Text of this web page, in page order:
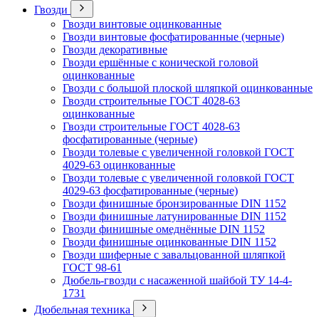
Гвозди
Гвозди винтовые оцинкованные
Гвозди винтовые фосфатированные (черные)
Гвозди декоративные
Гвозди ершённые с конической головой
оцинкованные
Гвозди с большой плоской шляпкой оцинкованные
Гвозди строительные ГОСТ 4028-63
оцинкованные
Гвозди строительные ГОСТ 4028-63
фосфатированные (черные)
Гвозди толевые с увеличенной головкой ГОСТ
4029-63 оцинкованные
Гвозди толевые с увеличенной головкой ГОСТ
4029-63 фосфатированные (черные)
Гвозди финишные бронзированные DIN 1152
Гвозди финишные латунированные DIN 1152
Гвозди финишные омеднённые DIN 1152
Гвозди финишные оцинкованные DIN 1152
Гвозди шиферные с завальцованной шляпкой
ГОСТ 98-61
Дюбель-гвозди с насаженной шайбой ТУ 14-4-
1731
Дюбельная техника